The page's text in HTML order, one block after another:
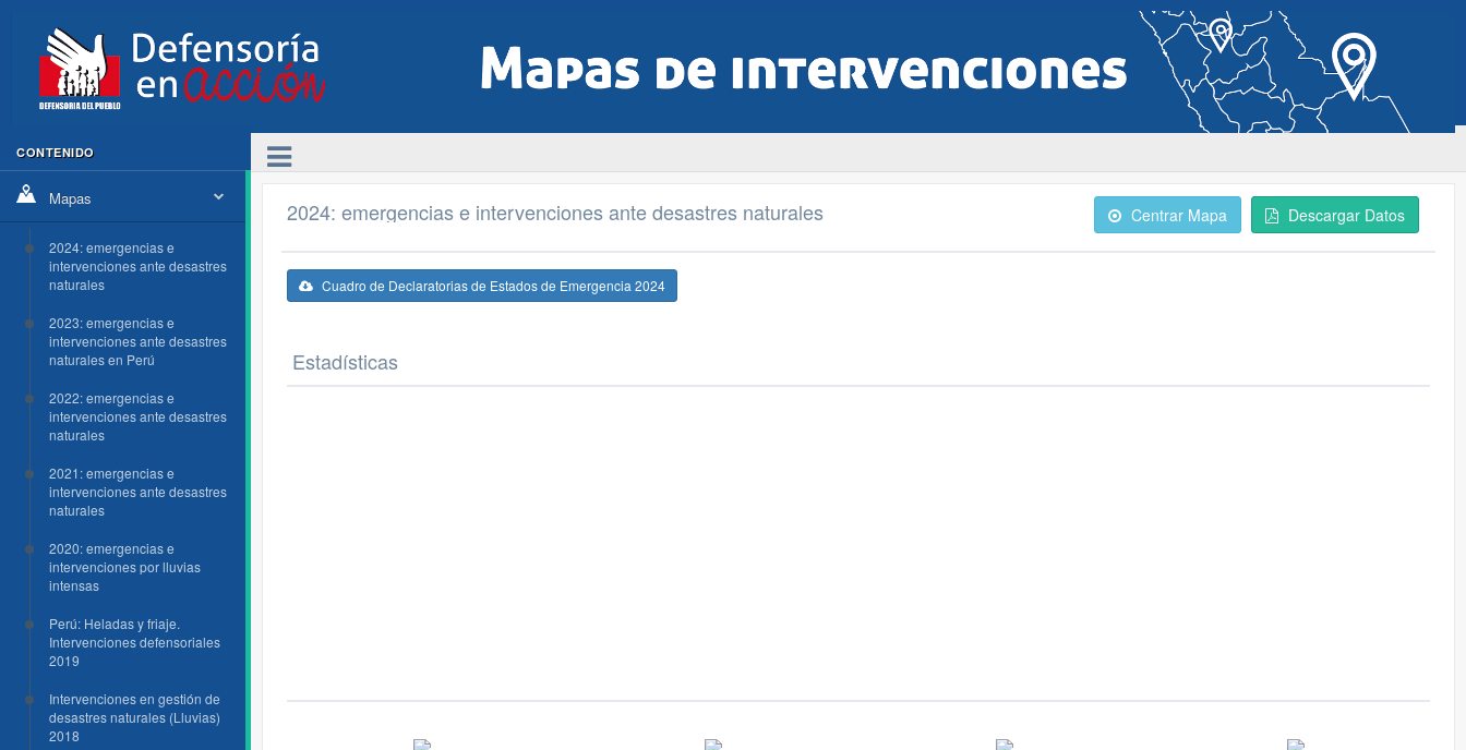
CONTENIDO
Mapas
2024: emergencias e
intervenciones ante desastres
naturales
2023: emergencias e
intervenciones ante desastres
naturales en Perú
2022: emergencias e
intervenciones ante desastres
naturales
2021: emergencias e
intervenciones ante desastres
naturales
2020: emergencias e
intervenciones por lluvias
intensas
Perú: Heladas y friaje.
Intervenciones defensoriales
2019
Intervenciones en gestión de
desastres naturales (Lluvias)
2018
2024: emergencias e intervenciones ante desastres naturales Centrar Mapa Descargar Datos
Cuadro de Declaratorias de Estados de Emergencia 2024
Estadísticas